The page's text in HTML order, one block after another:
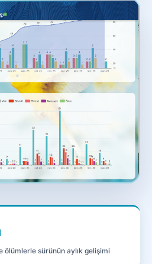
ölümlerle sürünün aylık gelişimi